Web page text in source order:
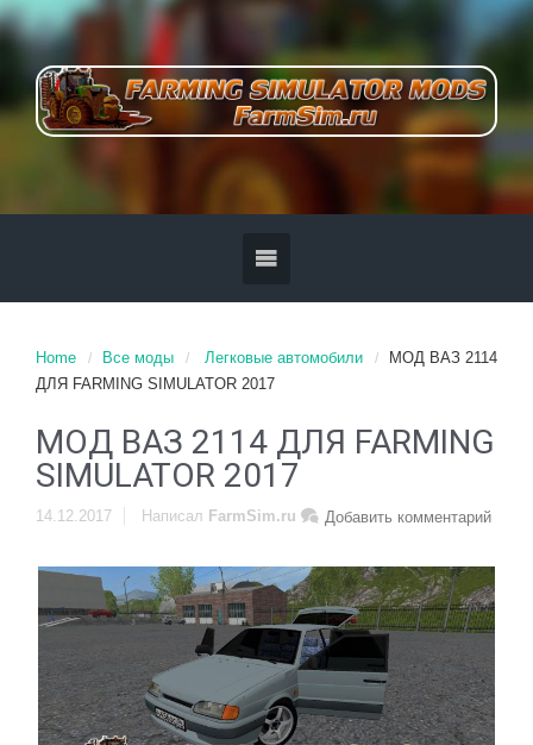
Home Все моды Легковые автомобили
МОД ВАЗ 2114
ДЛЯ FARMING SIMULATOR 2017
МОД ВАЗ 2114 ДЛЯ FARMING
SIMULATOR 2017
14.12.2017 Добавить комментарий
Написал FarmSim.ru